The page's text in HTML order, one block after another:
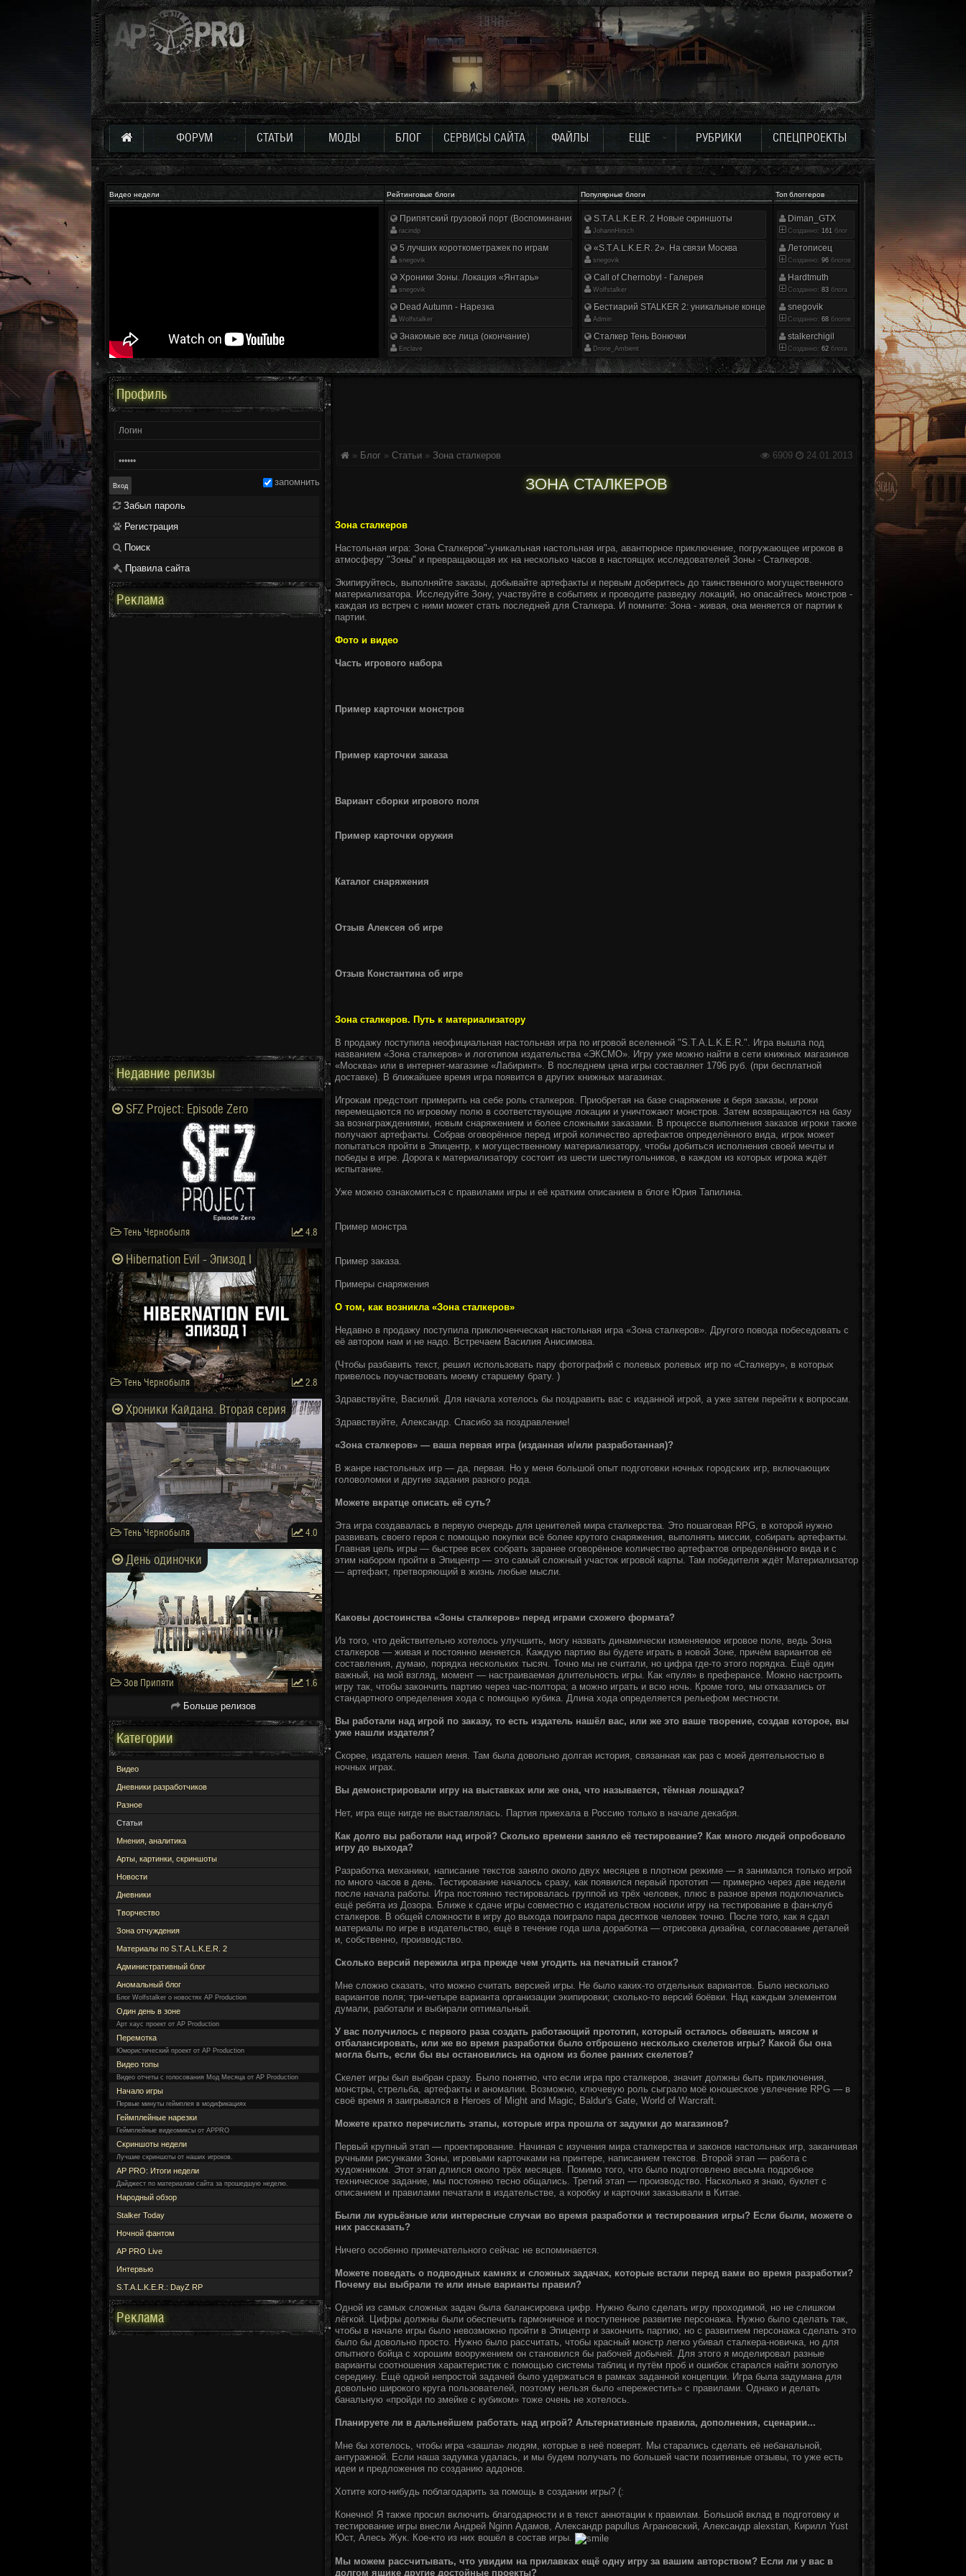
ФОРУМ СТАТЬИ МОДЫ БЛОГ СЕРВИСЫ САЙТА ФАЙЛЫ ЕЩЕ РУБРИКИ СПЕЦПРОЕКТЫ
Видео недели Рейтинговые блоги Популярные блоги Топ блоггеров
Припятский грузовой порт (Воспоминания ликвидатора)
racindp
5 лучших короткометражек по играм
snegovik
Хроники Зоны. Локация «Янтарь»
snegovik
Dead Autumn - Нарезка
Wolfstalker
Знакомые все лица (окончание)
Enclave
S.T.A.L.K.E.R. 2 Новые скриншоты
JohannHirsch
«S.T.A.L.K.E.R. 2». На связи Москва
snegovik
Call of Chernobyl - Галерея
Wolfstalker
Бестиарий STALKER 2: уникальные концепт-арты
Аdmin
Сталкер Тень Вонючки
Drone_Ambient
Diman_GTX
Созданно: 161 блог
Летописец
Созданно: 96 блогов
Hardtmuth
Созданно: 83 блога
snegovik
Созданно: 68 блогов
stalkerchigil
Созданно: 62 блога
6909 24.01.2013
» Блог » Статьи » Зона сталкеров
ЗОНА СТАЛКЕРОВ
Зона сталкеров
Настольная игра: Зона Сталкеров"-уникальная настольная игра, авантюрное приключение, погружающее игроков в
атмосферу "Зоны" и превращающая их на несколько часов в настоящих исследователей Зоны - Сталкеров.
Экипируйтесь, выполняйте заказы, добывайте артефакты и первым доберитесь до таинственного могущественного
материализатора. Исследуйте Зону, участвуйте в событиях и проводите разведку локаций, но опасайтесь монстров -
каждая из встреч с ними может стать последней для Сталкера. И помните: Зона - живая, она меняется от партии к
партии.
Фото и видео
Часть игрового набора
Пример карточки монстров
Пример карточки заказа
Вариант сборки игрового поля
Пример карточки оружия
Каталог снаряжения
Отзыв Алексея об игре
Отзыв Константина об игре
Зона сталкеров. Путь к материализатору
В продажу поступила неофициальная настольная игра по игровой вселенной "S.T.A.L.K.E.R.". Игра вышла под
названием «Зона сталкеров» и логотипом издательства «ЭКСМО». Игру уже можно найти в сети книжных магазинов
«Москва» или в интернет-магазине «Лабиринт». В последнем цена игры составляет 1796 руб. (при бесплатной
доставке). В ближайшее время игра появится в других книжных магазинах.
Игрокам предстоит примерить на себе роль сталкеров. Приобретая на базе снаряжение и беря заказы, игроки
перемещаются по игровому полю в соответствующие локации и уничтожают монстров. Затем возвращаются на базу
за вознаграждениями, новым снаряжением и более сложными заказами. В процессе выполнения заказов игроки также
получают артефакты. Собрав оговорённое перед игрой количество артефактов определённого вида, игрок может
попытаться пройти в Эпицентр, к могущественному материализатору, чтобы добиться исполнения своей мечты и
победы в игре. Дорога к материализатору состоит из шести шестиугольников, в каждом из которых игрока ждёт
испытание.
Уже можно ознакомиться с правилами игры и её кратким описанием в блоге Юрия Тапилина.
Пример монстра
Пример заказа.
Примеры снаряжения
О том, как возникла «Зона сталкеров»
Недавно в продажу поступила приключенческая настольная игра «Зона сталкеров». Другого повода побеседовать с
её автором нам и не надо. Встречаем Василия Анисимова.
(Чтобы разбавить текст, решил использовать пару фотографий с полевых ролевых игр по «Сталкеру», в которых
привелось поучаствовать моему старшему брату. )
Здравствуйте, Василий. Для начала хотелось бы поздравить вас с изданной игрой, а уже затем перейти к вопросам.
Здравствуйте, Александр. Спасибо за поздравление!
«Зона сталкеров» — ваша первая игра (изданная и/или разработанная)?
В жанре настольных игр — да, первая. Но у меня большой опыт подготовки ночных городских игр, включающих
головоломки и другие задания разного рода.
Можете вкратце описать её суть?
Эта игра создавалась в первую очередь для ценителей мира сталкерства. Это пошаговая RPG, в которой нужно
развивать своего героя с помощью покупки всё более крутого снаряжения, выполнять миссии, собирать артефакты.
Главная цель игры — быстрее всех собрать заранее оговорённое количество артефактов определённого вида и с
этим набором пройти в Эпицентр — это самый сложный участок игровой карты. Там победителя ждёт Материализатор
— артефакт, претворяющий в жизнь любые мысли.
Каковы достоинства «Зоны сталкеров» перед играми схожего формата?
Из того, что действительно хотелось улучшить, могу назвать динамически изменяемое игровое поле, ведь Зона
сталкеров — живая и постоянно меняется. Каждую партию вы будете играть в новой Зоне, причём вариантов её
составления, думаю, порядка нескольких тысяч. Точно мы не считали, но цифра где-то этого порядка. Ещё один
важный, на мой взгляд, момент — настраиваемая длительность игры. Как «пуля» в преферансе. Можно настроить
игру так, чтобы закончить партию через час-полтора; а можно играть и всю ночь. Кроме того, мы отказались от
стандартного определения хода с помощью кубика. Длина хода определяется рельефом местности.
Вы работали над игрой по заказу, то есть издатель нашёл вас, или же это ваше творение, создав которое, вы
уже нашли издателя?
Скорее, издатель нашел меня. Там была довольно долгая история, связанная как раз с моей деятельностью в
ночных играх.
Вы демонстрировали игру на выставках или же она, что называется, тёмная лошадка?
Нет, игра еще нигде не выставлялась. Партия приехала в Россию только в начале декабря.
Как долго вы работали над игрой? Сколько времени заняло её тестирование? Как много людей опробовало
игру до выхода?
Разработка механики, написание текстов заняло около двух месяцев в плотном режиме — я занимался только игрой
по много часов в день. Тестирование началось сразу, как появился первый прототип — примерно через две недели
после начала работы. Игра постоянно тестировалась группой из трёх человек, плюс в разное время подключались
ещё ребята из Дозора. Ближе к сдаче игры совместно с издательством носили игру на тестирование в фан-клуб
сталкеров. В общей сложности в игру до выхода поиграло пара десятков человек точно. После того, как я сдал
материалы по игре в издательство, ещё в течение года шла доработка — отрисовка дизайна, согласование деталей
и, собственно, производство.
Сколько версий пережила игра прежде чем угодить на печатный станок?
Мне сложно сказать, что можно считать версией игры. Не было каких-то отдельных вариантов. Было несколько
вариантов поля; три-четыре варианта организации экипировки; сколько-то версий боёвки. Над каждым элементом
думали, работали и выбирали оптимальный.
У вас получилось с первого раза создать работающий прототип, который осталось обвешать мясом и
отбалансировать, или же во время разработки было отброшено несколько скелетов игры? Какой бы она
могла быть, если бы вы остановились на одном из более ранних скелетов?
Скелет игры был выбран сразу. Было понятно, что если игра про сталкеров, значит должны быть приключения,
монстры, стрельба, артефакты и аномалии. Возможно, ключевую роль сыграло моё юношеское увлечение RPG — в
своё время я заигрывался в Heroes of Might and Magic, Baldur's Gate, World of Warcraft.
Можете кратко перечислить этапы, которые игра прошла от задумки до магазинов?
Первый крупный этап — проектирование. Начиная с изучения мира сталкерства и законов настольных игр, заканчивая
ручными рисунками Зоны, игровыми карточками на принтере, написанием текстов. Второй этап — работа с
художником. Этот этап длился около трёх месяцев. Помимо того, что было подготовлено весьма подробное
техническое задание, мы постоянно тесно общались. Третий этап — производство. Насколько я знаю, буклет с
описанием и правилами печатали в издательстве, а коробку и карточки заказывали в Китае.
Были ли курьёзные или интересные случаи во время разработки и тестирования игры? Если были, можете о
них рассказать?
Ничего особенно примечательного сейчас не вспоминается.
Можете поведать о подводных камнях и сложных задачах, которые встали перед вами во время разработки?
Почему вы выбрали те или иные варианты правил?
Одной из самых сложных задач была балансировка цифр. Нужно было сделать игру проходимой, но не слишком
лёгкой. Цифры должны были обеспечить гармоничное и поступенное развитие персонажа. Нужно было сделать так,
чтобы в начале игры было невозможно пройти в Эпицентр и закончить партию; но с развитием персонажа сделать это
было бы довольно просто. Нужно было рассчитать, чтобы красный монстр легко убивал сталкера-новичка, но для
опытного бойца с хорошим вооружением он становился бы рабочей добычей. Для этого я моделировал разные
варианты соотношения характеристик с помощью системы таблиц и путём проб и ошибок старался найти золотую
середину. Ещё одной непростой задачей было удержаться в рамках заданной концепции. Игра была задумана для
довольно широкого круга пользователей, поэтому нельзя было «пережестить» с правилами. Однако и делать
банальную «пройди по змейке с кубиком» тоже очень не хотелось.
Планируете ли в дальнейшем работать над игрой? Альтернативные правила, дополнения, сценарии...
Мне бы хотелось, чтобы игра «зашла» людям, которые в неё поверят. Мы старались сделать её небанальной,
антуражной. Если наша задумка удалась, и мы будем получать по большей части позитивные отзывы, то уже есть
идеи и предложения по созданию аддонов.
Хотите кого-нибудь поблагодарить за помощь в создании игры? (:
Конечно! Я также просил включить благодарности и в текст аннотации к правилам. Большой вклад в подготовку и
тестирование игры внесли Андрей Nginn Адамов, Александр papullus Аграновский, Александр alexstan, Кирилл Yust
Юст, Алесь Жук. Кое-кто из них вошёл в состав игры.
Мы можем рассчитывать, что увидим на прилавках ещё одну игру за вашим авторством? Если ли у вас в
долгом ящике другие достойные проекты?
Профиль
запомнить
Забыл пароль
Регистрация
Поиск
Правила сайта
Реклама
Недавние релизы
SFZ Project: Episode Zero
Тень Чернобыля 4.8
Hibernation Evil - Эпизод I
Тень Чернобыля 2.8
Хроники Кайдана. Вторая серия
Тень Чернобыля 4.0
День одиночки
Зов Припяти 1.6
Больше релизов
Категории
Видео
Дневники разработчиков
Разное
Статьи
Мнения, аналитика
Арты, картинки, скриншоты
Новости
Дневники
Творчество
Зона отчуждения
Материалы по S.T.A.L.K.E.R. 2
Административный блог
Аномальный блог
Блог Wolfstalker о новостях AP Production
Один день в зоне
Арт хаус проект от AP Production
Перемотка
Юмористический проект от AP Production
Видео топы
Видео отчеты с голосования Мод Месяца от AP Production
Начало игры
Первые минуты геймплея в модификациях
Геймплейные нарезки
Геймплейные видеомиксы от APPRO
Скриншоты недели
Лучшие скриншоты от наших игроков.
AP PRO: Итоги недели
Дайджест по материалам сайта за прошедшую неделю.
Народный обзор
Stalker Today
Ночной фантом
AP PRO Live
Интервью
S.T.A.L.K.E.R.: DayZ RP
Реклама